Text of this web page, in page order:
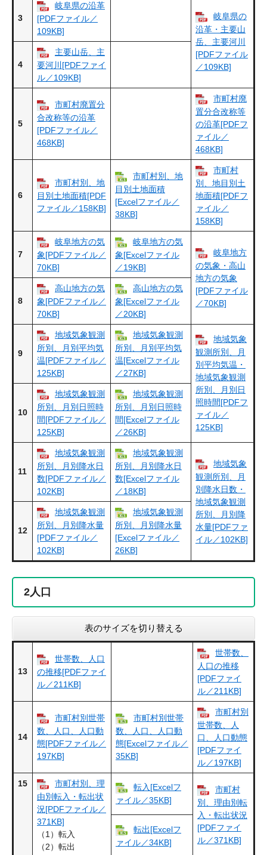
3
岐阜県の沿革
[PDFファイル／
109KB]
岐阜県の
沿革・主要山
岳、主要河川
[PDFファイル
／109KB]
4
主要山岳、主
要河川[PDFファイ
ル／109KB]
5
市町村廃置分
合改称等の沿革
[PDFファイル／
468KB]
市町村廃
置分合改称等
の沿革[PDFフ
ァイル／
468KB]
6
市町村別、地
目別土地面積[PDF
ファイル／158KB]
市町村別、地
目別土地面積
[Excelファイル／
38KB]
市町村
別、地目別土
地面積[PDFフ
ァイル／
158KB]
7
岐阜地方の気
象[PDFファイル／
70KB]
岐阜地方の気
象[Excelファイル
／19KB]
岐阜地方
の気象・高山
地方の気象
[PDFファイル
／70KB]
8
高山地方の気
象[PDFファイル／
70KB]
高山地方の気
象[Excelファイル
／20KB]
9
地域気象観測
所別、月別平均気
温[PDFファイル／
125KB]
地域気象観測
所別、月別平均気
温[Excelファイル
／27KB]
地域気象
観測所別、月
別平均気温・
地域気象観測
所別、月別日
照時間[PDFフ
ァイル／
125KB]
10
地域気象観測
所別、月別日照時
間[PDFファイル／
125KB]
地域気象観測
所別、月別日照時
間[Excelファイル
／26KB]
11
地域気象観測
所別、月別降水日
数[PDFファイル／
102KB]
地域気象観測
所別、月別降水日
数[Excelファイル
／18KB]
地域気象
観測所別、月
別降水日数・
地域気象観測
所別、月別降
水量[PDFファ
イル／102KB]
12
地域気象観測
所別、月別降水量
[PDFファイル／
102KB]
地域気象観測
所別、月別降水量
[Excelファイル／
26KB]
2人口
表のサイズを切り替える
13
世帯数、人口
の推移[PDFファイ
ル／211KB]
世帯数、
人口の推移
[PDFファイ
ル／211KB]
14
市町村別世帯
数、人口、人口動
態[PDFファイル／
197KB]
市町村別世帯
数、人口、人口動
態[Excelファイル／
35KB]
市町村別
世帯数、人
口、人口動態
[PDFファイ
ル／197KB]
15
市町村別、理
由別転入・転出状
況[PDFファイル／
371KB]
（1）転入
（2）転出
転入[Excelフ
ァイル／35KB]
市町村
別、理由別転
入・転出状況
[PDFファイ
ル／371KB]
転出[Excelフ
ァイル／34KB]